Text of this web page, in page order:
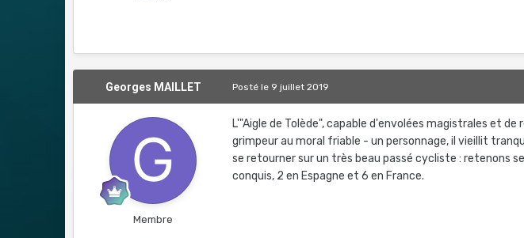
Georges MAILLET
Membre
Postéle 9 juillet 2019
L'"Aigle de Tolède", capable d'envolées magistrales et
grimpeur au moral friable - un personnage, il vieillit
se retourner sur un très beau passé cycliste : retenons
conquis, 2 en Espagne et 6 en France.